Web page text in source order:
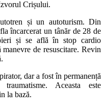
Crișului.
și un autoturism. Din
încarcerat un tânăr de 28 de
și se află în stop cardio
de resuscitare. Revin
dar a fost în permanență
Aceasta este
la bază.